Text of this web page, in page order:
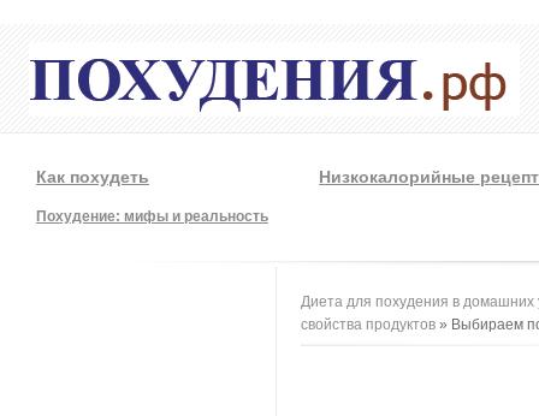
Как похудеть
Похудение: мифы и реальность
Низкокалорийные
Вы здесь
Диета для похудения в домашних
свойства продуктов » Выбираем